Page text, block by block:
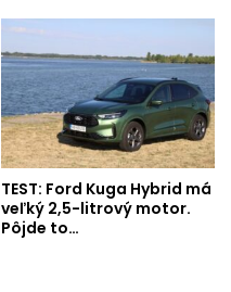
TEST: Ford Kuga Hybrid má
veľký 2,5-litrový motor.
Pôjde to…